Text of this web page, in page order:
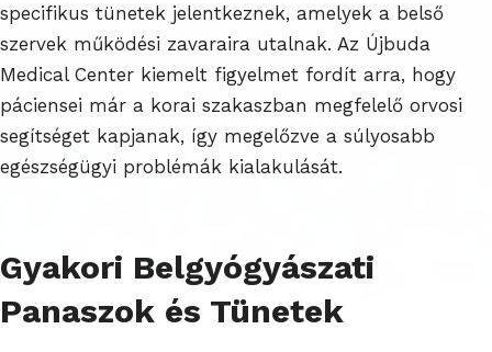
specifikus tünetek jelentkeznek, amelyek a belső
szervek működési zavaraira utalnak. Az Újbuda
Medical Center kiemelt figyelmet fordít arra, hogy
páciensei már a korai szakaszban megfelelő orvosi
segítséget kapjanak, így megelőzve a súlyosabb
egészségügyi problémák kialakulását.
Gyakori Belgyógyászati
Panaszok és Tünetek